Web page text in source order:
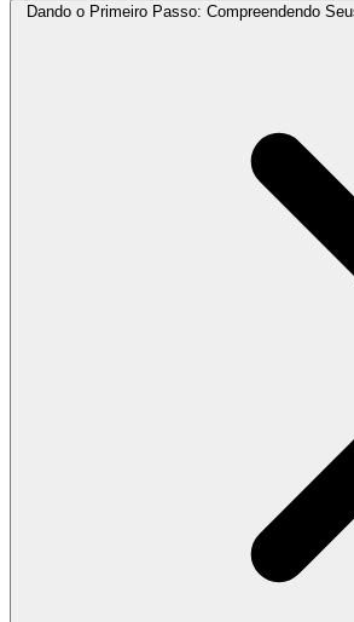
Dando o Primeiro Passo: Compreendendo